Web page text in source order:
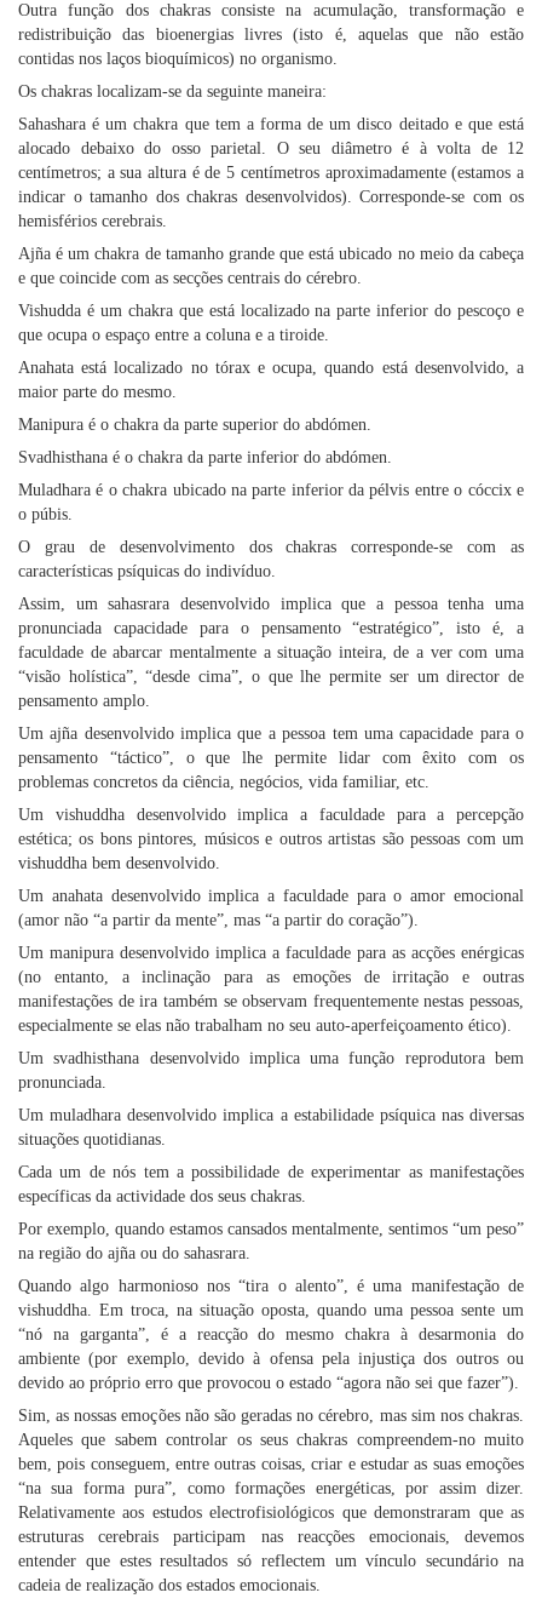
Outra função dos chakras consiste na acumulação, transformação e
redistribuição das bioenergias livres (isto é, aquelas que não estão
contidas nos laços bioquímicos) no organismo.
Os chakras localizam-se da seguinte maneira:
Sahashara é um chakra que tem a forma de um disco deitado e que está
alocado debaixo do osso parietal. O seu diâmetro é à volta de 12
centímetros; a sua altura é de 5 centímetros aproximadamente (estamos a
indicar o tamanho dos chakras desenvolvidos). Corresponde-se com os
hemisférios cerebrais.
Ajña é um chakra de tamanho grande que está ubicado no meio da cabeça
e que coincide com as secções centrais do cérebro.
Vishudda é um chakra que está localizado na parte inferior do pescoço e
que ocupa o espaço entre a coluna e a tiroide.
Anahata está localizado no tórax e ocupa, quando está desenvolvido, a
maior parte do mesmo.
Manipura é o chakra da parte superior do abdómen.
Svadhisthana é o chakra da parte inferior do abdómen.
Muladhara é o chakra ubicado na parte inferior da pélvis entre o cóccix e
o púbis.
O grau de desenvolvimento dos chakras corresponde-se com as
características psíquicas do indivíduo.
Assim, um sahasrara desenvolvido implica que a pessoa tenha uma
pronunciada capacidade para o pensamento “estratégico”, isto é, a
faculdade de abarcar mentalmente a situação inteira, de a ver com uma
“visão holística”, “desde cima”, o que lhe permite ser um director de
pensamento amplo.
Um ajña desenvolvido implica que a pessoa tem uma capacidade para o
pensamento “táctico”, o que lhe permite lidar com êxito com os
problemas concretos da ciência, negócios, vida familiar, etc.
Um vishuddha desenvolvido implica a faculdade para a percepção
estética; os bons pintores, músicos e outros artistas são pessoas com um
vishuddha bem desenvolvido.
Um anahata desenvolvido implica a faculdade para o amor emocional
(amor não “a partir da mente”, mas “a partir do coração”).
Um manipura desenvolvido implica a faculdade para as acções enérgicas
(no entanto, a inclinação para as emoções de irritação e outras
manifestações de ira também se observam frequentemente nestas pessoas,
especialmente se elas não trabalham no seu auto-aperfeiçoamento ético).
Um svadhisthana desenvolvido implica uma função reprodutora bem
pronunciada.
Um muladhara desenvolvido implica a estabilidade psíquica nas diversas
situações quotidianas.
Cada um de nós tem a possibilidade de experimentar as manifestações
específicas da actividade dos seus chakras.
Por exemplo, quando estamos cansados mentalmente, sentimos “um peso”
na região do ajña ou do sahasrara.
Quando algo harmonioso nos “tira o alento”, é uma manifestação de
vishuddha. Em troca, na situação oposta, quando uma pessoa sente um
“nó na garganta”, é a reacção do mesmo chakra à desarmonia do
ambiente (por exemplo, devido à ofensa pela injustiça dos outros ou
devido ao próprio erro que provocou o estado “agora não sei que fazer”).
Sim, as nossas emoções não são geradas no cérebro, mas sim nos chakras.
Aqueles que sabem controlar os seus chakras compreendem-no muito
bem, pois conseguem, entre outras coisas, criar e estudar as suas emoções
“na sua forma pura”, como formações energéticas, por assim dizer.
Relativamente aos estudos electrofisiológicos que demonstraram que as
estruturas cerebrais participam nas reacções emocionais, devemos
entender que estes resultados só reflectem um vínculo secundário na
cadeia de realização dos estados emocionais.